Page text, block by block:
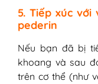
5. Tiếp xúc
pederin
Nếu bạn đã bị
khoang và sau
trên cơ thể (như